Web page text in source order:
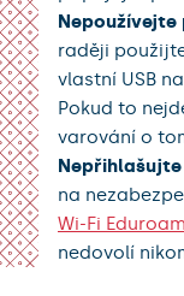
Nepoužívejte
raději
vlastní USB
Pokud to
varování o
Nepřihlašujte
na
Wi-Fi Eduroam
nedovolí